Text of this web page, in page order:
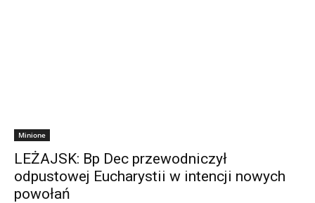
Minione
LEŻAJSK: Bp Dec przewodniczył
odpustowej Eucharystii w intencji nowych
powołań